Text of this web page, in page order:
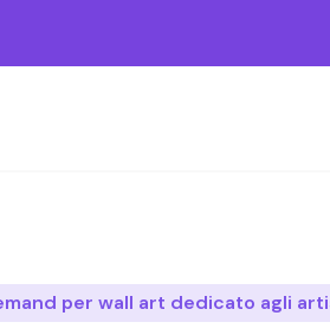
per wall art dedicato agli